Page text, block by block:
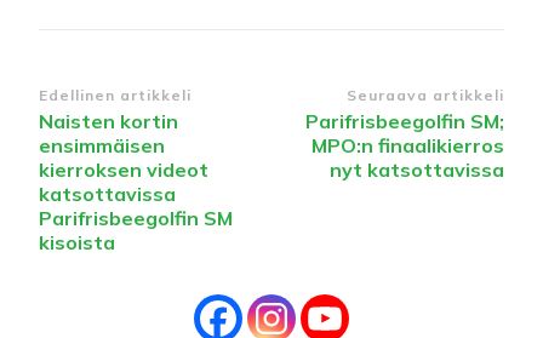
Edellinen artikkeli
Naisten kortin
ensimmäisen
kierroksen videot
katsottavissa
Parifrisbeegolfin SM
kisoista
Seuraava artikkeli
Parifrisbeegolfin SM;
MPO:n finaalikierros
nyt katsottavissa